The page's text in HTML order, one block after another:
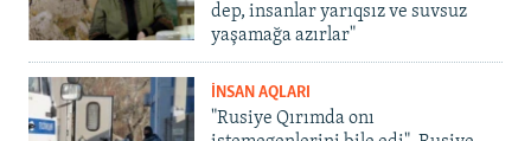
dep, insanlar yarıqsız ve suvsuz
yaşamağa azırlar"
İNSAN AQLARI
"Rusiye Qırımda onı